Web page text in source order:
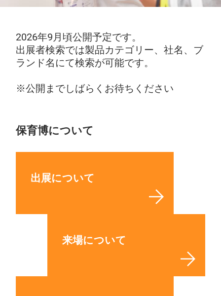
2026年9月頃公開予定です。
出展者検索では製品カテゴリー、社名、ブ
ランド名にて検索が可能です。
※公開までしばらくお待ちください
保育博について
出展について
来場について